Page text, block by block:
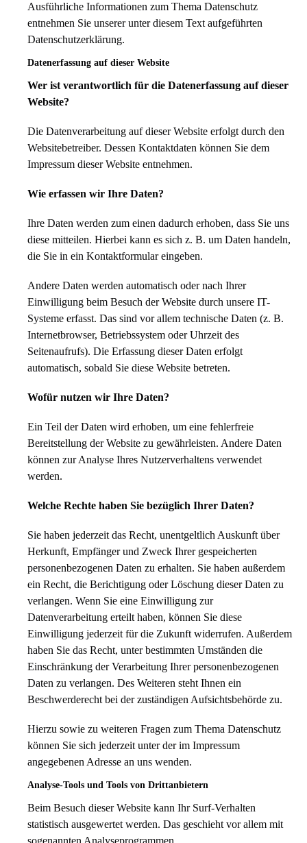
Ausführliche Informationen zum Thema Datenschutz
entnehmen Sie unserer unter diesem Text aufgeführten
Datenschutzerklärung.
Datenerfassung auf dieser Website
Wer ist verantwortlich für die Datenerfassung auf dieser
Website?
Die Datenverarbeitung auf dieser Website erfolgt durch den
Websitebetreiber. Dessen Kontaktdaten können Sie dem
Impressum dieser Website entnehmen.
Wie erfassen wir Ihre Daten?
Ihre Daten werden zum einen dadurch erhoben, dass Sie uns
diese mitteilen. Hierbei kann es sich z. B. um Daten handeln,
die Sie in ein Kontaktformular eingeben.
Andere Daten werden automatisch oder nach Ihrer
Einwilligung beim Besuch der Website durch unsere IT-
Systeme erfasst. Das sind vor allem technische Daten (z. B.
Internetbrowser, Betriebssystem oder Uhrzeit des
Seitenaufrufs). Die Erfassung dieser Daten erfolgt
automatisch, sobald Sie diese Website betreten.
Wofür nutzen wir Ihre Daten?
Ein Teil der Daten wird erhoben, um eine fehlerfreie
Bereitstellung der Website zu gewährleisten. Andere Daten
können zur Analyse Ihres Nutzerverhaltens verwendet
werden.
Welche Rechte haben Sie bezüglich Ihrer Daten?
Sie haben jederzeit das Recht, unentgeltlich Auskunft über
Herkunft, Empfänger und Zweck Ihrer gespeicherten
personenbezogenen Daten zu erhalten. Sie haben außerdem
ein Recht, die Berichtigung oder Löschung dieser Daten zu
verlangen. Wenn Sie eine Einwilligung zur
Datenverarbeitung erteilt haben, können Sie diese
Einwilligung jederzeit für die Zukunft widerrufen. Außerdem
haben Sie das Recht, unter bestimmten Umständen die
Einschränkung der Verarbeitung Ihrer personenbezogenen
Daten zu verlangen. Des Weiteren steht Ihnen ein
Beschwerderecht bei der zuständigen Aufsichtsbehörde zu.
Hierzu sowie zu weiteren Fragen zum Thema Datenschutz
können Sie sich jederzeit unter der im Impressum
angegebenen Adresse an uns wenden.
Analyse-Tools und Tools von Dritt­anbietern
Beim Besuch dieser Website kann Ihr Surf-Verhalten
statistisch ausgewertet werden. Das geschieht vor allem mit
sogenannten Analyseprogrammen.